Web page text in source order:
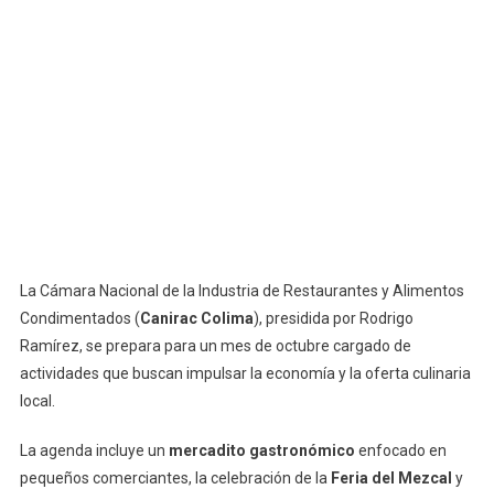
La Cámara Nacional de la Industria de Restaurantes y Alimentos
Condimentados (Canirac Colima), presidida por Rodrigo
Ramírez, se prepara para un mes de octubre cargado de
actividades que buscan impulsar la economía y la oferta culinaria
local.
La agenda incluye un mercadito gastronómico enfocado en
pequeños comerciantes, la celebración de la Feria del Mezcal y